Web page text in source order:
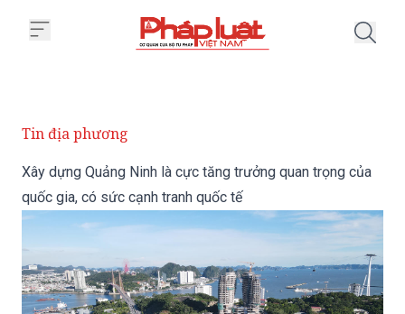
Tin địa phương
Xây dựng Quảng Ninh là cực tăng trưởng quan trọng của
quốc gia, có sức cạnh tranh quốc tế